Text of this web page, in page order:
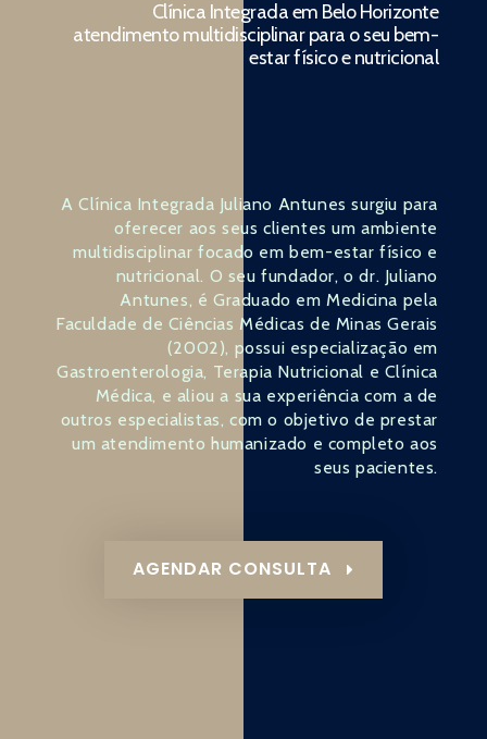
Clínica Integrada em Belo Horizonte
atendimento multidisciplinar para o seu bem-
estar físico e nutricional
A Clínica Integrada Juliano Antunes surgiu para
oferecer aos seus clientes um ambiente
multidisciplinar focado em bem-estar físico e
nutricional. O seu fundador, o dr. Juliano
Antunes, é Graduado em Medicina pela
Faculdade de Ciências Médicas de Minas Gerais
(2002), possui especialização em
Gastroenterologia, Terapia Nutricional e Clínica
Médica, e aliou a sua experiência com a de
outros especialistas, com o objetivo de prestar
um atendimento humanizado e completo aos
seus pacientes.
AGENDAR CONSULTA